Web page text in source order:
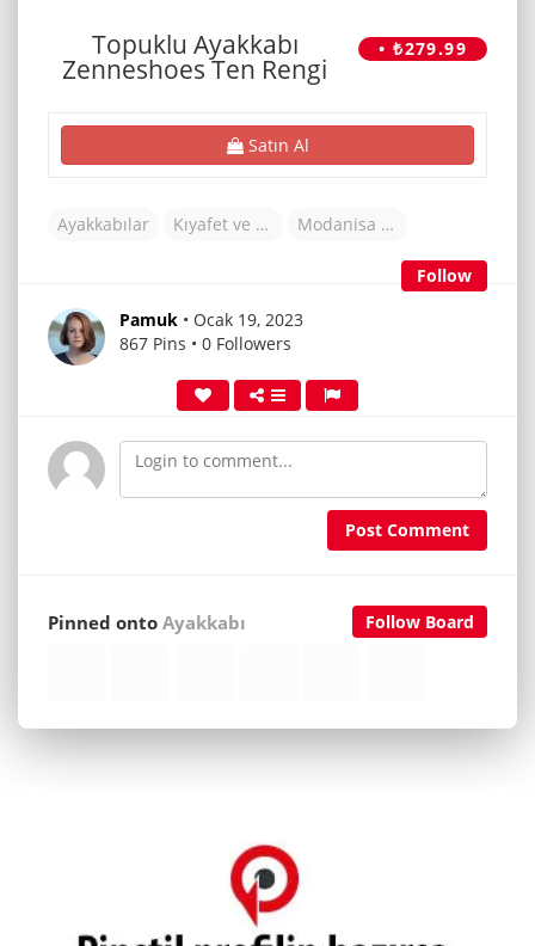
• ₺279.99
Topuklu Ayakkabı
Zenneshoes Ten Rengi
Satın Al
Ayakkabılar Kıyafet ve Aksesuarlar Modanisa (TR)
Follow
Pamuk • Ocak 19, 2023
867 Pins • 0 Followers
Post Comment
Follow Board
Pinned ontoAyakkabı